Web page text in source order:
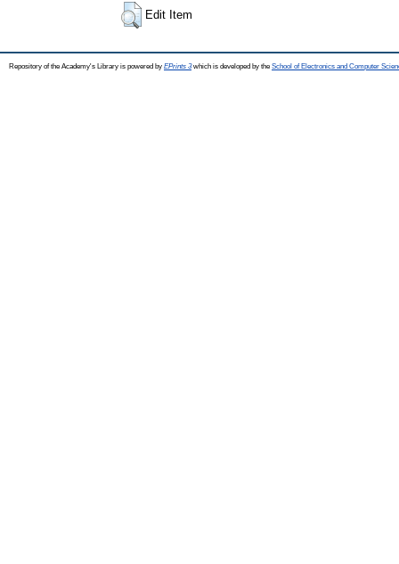
Edit Item
Repository of the Academy's Library is powered by EPrints 3which is developed by the School of Electronics and Computer